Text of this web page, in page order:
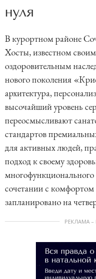
нуля
В курортном районе
Хосты, известном
оздоровительным
нового поколения
архитектура,
высочайший уровень
переосмысливают
стандартов
для активных людей,
подход к своему
сочетании с
запланировано на
РЕКЛАМА